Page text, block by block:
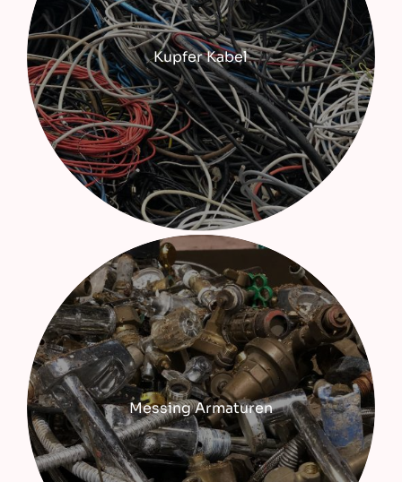
Kupfer Kabel
Messing Armaturen